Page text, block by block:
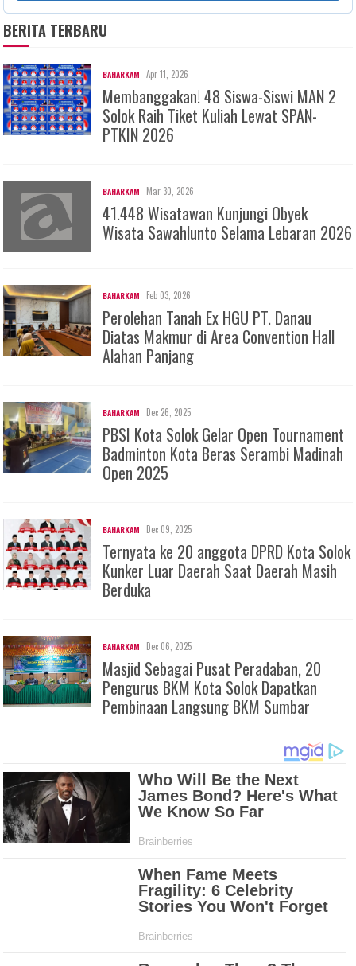
BERITA TERBARU
BAHARKAM Apr 11, 2026
Membanggakan! 48 Siswa-Siswi MAN 2
Solok Raih Tiket Kuliah Lewat SPAN-
PTKIN 2026
BAHARKAM Mar 30, 2026
41.448 Wisatawan Kunjungi Obyek
Wisata Sawahlunto Selama Lebaran 2026
BAHARKAM Feb 03, 2026
Perolehan Tanah Ex HGU PT. Danau
Diatas Makmur di Area Convention Hall
Alahan Panjang
BAHARKAM Dec 26, 2025
PBSI Kota Solok Gelar Open Tournament
Badminton Kota Beras Serambi Madinah
Open 2025
BAHARKAM Dec 09, 2025
Ternyata ke 20 anggota DPRD Kota Solok
Kunker Luar Daerah Saat Daerah Masih
Berduka
BAHARKAM Dec 06, 2025
Masjid Sebagai Pusat Peradaban, 20
Pengurus BKM Kota Solok Dapatkan
Pembinaan Langsung BKM Sumbar